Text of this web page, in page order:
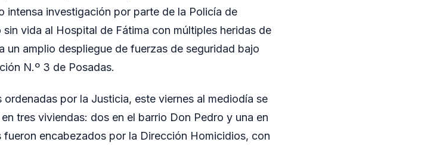
intensa investigación por parte de la Policía de
vida al Hospital de Fátima con múltiples heridas de
un amplio despliegue de fuerzas de seguridad bajo
N.º 3 de Posadas.
ordenadas por la Justicia, este viernes al mediodía se
tres viviendas: dos en el barrio Don Pedro y una en
encabezados por la Dirección Homicidios, con